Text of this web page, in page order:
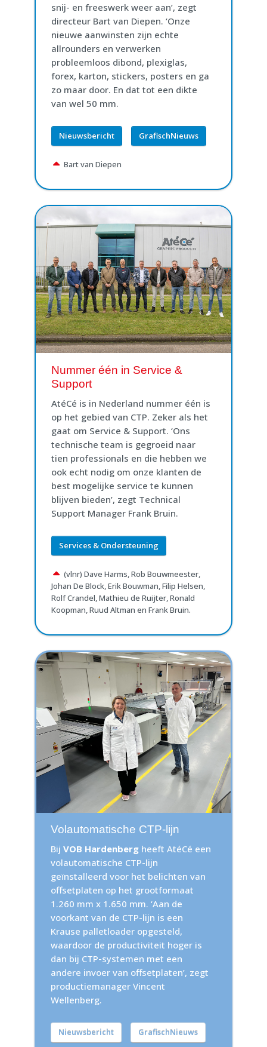
snij- en freeswerk weer aan’, zegt
directeur Bart van Diepen. ‘Onze
nieuwe aanwinsten zijn echte
allrounders en verwerken
probleemloos dibond, plexiglas,
forex, karton, stickers, posters en ga
zo maar door. En dat tot een dikte
van wel 50 mm.
Nieuwsbericht GrafischNieuws
Bart van Diepen
Nummer één in Service &
Support
AtéCé is in Nederland nummer één is
op het gebied van CTP. Zeker als het
gaat om Service & Support. ‘Ons
technische team is gegroeid naar
tien professionals en die hebben we
ook echt nodig om onze klanten de
best mogelijke service te kunnen
blijven bieden’, zegt Technical
Support Manager Frank Bruin.
Services & Ondersteuning
(vlnr) Dave Harms, Rob Bouwmeester,
Johan De Block, Erik Bouwman, Filip Helsen,
Rolf Crandel, Mathieu de Ruijter, Ronald
Koopman, Ruud Altman en Frank Bruin.
Volautomatische CTP-lijn
Bij VOB Hardenberg heeft AtéCé een
volautomatische CTP-lijn
geïnstalleerd voor het belichten van
offsetplaten op het grootformaat
1.260 mm x 1.650 mm. ‘Aan de
voorkant van de CTP-lijn is een
Krause palletloader opgesteld,
waardoor de productiviteit hoger is
dan bij CTP-systemen met een
andere invoer van offsetplaten’, zegt
productiemanager Vincent
Wellenberg.
Nieuwsbericht GrafischNieuws